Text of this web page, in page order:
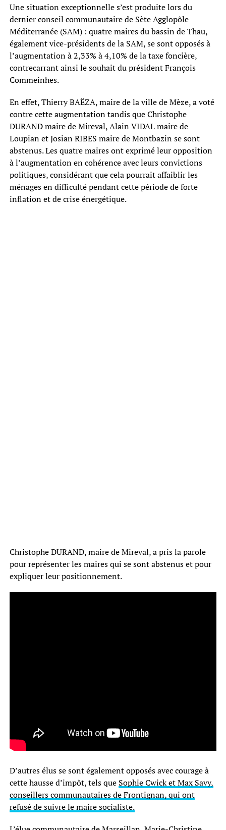
Une situation exceptionnelle s’est produite lors du
dernier conseil communautaire de Sète Agglopôle
Méditerranée (SAM) : quatre maires du bassin de Thau,
également vice-présidents de la SAM, se sont opposés à
l’augmentation à 2,33% à 4,10% de la taxe foncière,
contrecarrant ainsi le souhait du président François
Commeinhes.
En effet, Thierry BAËZA, maire de la ville de Mèze, a voté
contre cette augmentation tandis que Christophe
DURAND maire de Mireval, Alain VIDAL maire de
Loupian et Josian RIBES maire de Montbazin se sont
abstenus. Les quatre maires ont exprimé leur opposition
à l’augmentation en cohérence avec leurs convictions
politiques, considérant que cela pourrait affaiblir les
ménages en difficulté pendant cette période de forte
inflation et de crise énergétique.
Christophe DURAND, maire de Mireval, a pris la parole
pour représenter les maires qui se sont abstenus et pour
expliquer leur positionnement.
D’autres élus se sont également opposés avec courage à
cette hausse d’impôt, tels que Sophie Cwick et Max Savy,
conseillers communautaires de Frontignan, qui ont
refusé de suivre le maire socialiste.